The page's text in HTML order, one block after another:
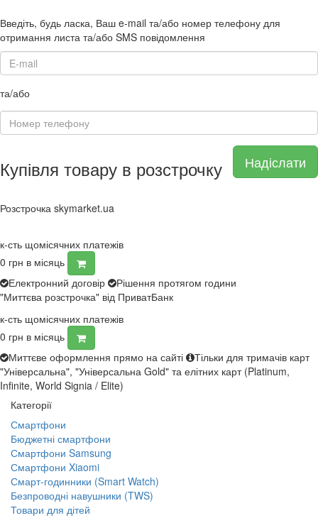
Введіть, будь ласка, Ваш e-mail та/або номер телефону для
отримання листа та/або SMS повідомлення
та/або
Надіслати
Купівля товару в розстрочку
Розстрочка skymarket.ua
к-сть щомісячних платежів
0 грн в місяць
Електронний договір
Рішення протягом години
"Миттєва розстрочка" від ПриватБанк
к-сть щомісячних платежів
0 грн в місяць
Миттєве оформлення прямо на сайті
Тільки для тримачів карт
"Універсальна", "Універсальна Gold" та елітних карт (Platinum,
Infinite, World Signia / Elite)
Категорії
Смартфони
Бюджетні смартфони
Смартфони Samsung
Смартфони Xiaomi
Смарт-годинники (Smart Watch)
Безпроводні навушники (TWS)
Товари для дітей